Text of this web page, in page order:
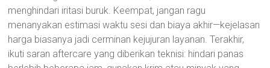
menghindari iritasi buruk. Keempat, jangan ragu
menanyakan estimasi waktu sesi dan biaya akhir—kejelasan
harga biasanya jadi cerminan kejujuran layanan. Terakhir,
ikuti saran aftercare yang diberikan teknisi: hindari panas